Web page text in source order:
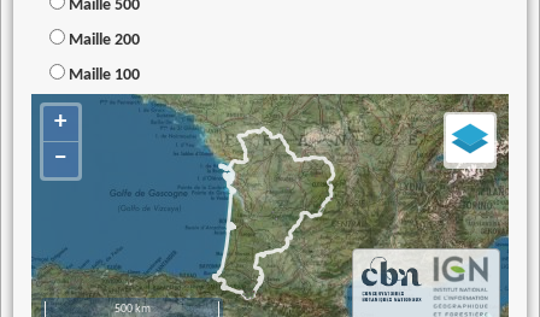
Maille 500
Maille 200
Maille 100
+
−
500 km